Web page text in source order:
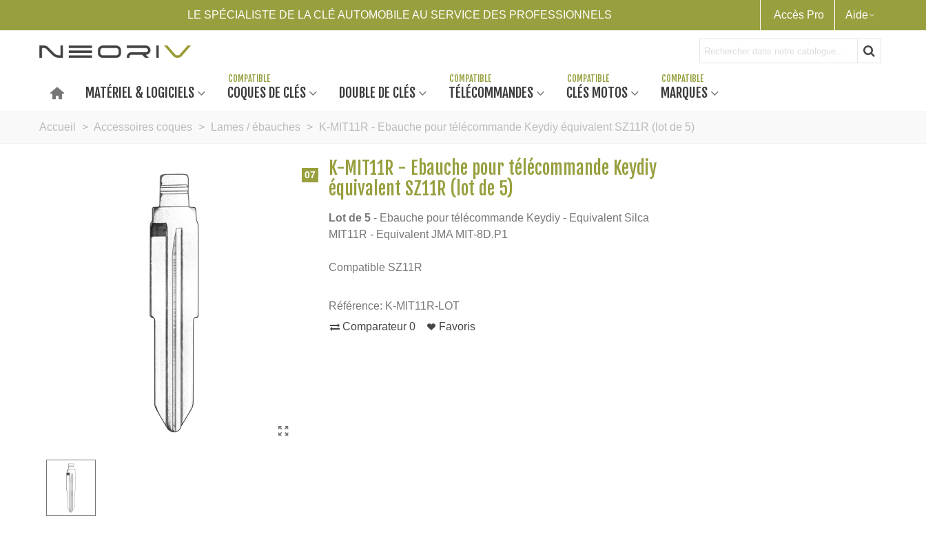
LE SPÉCIALISTE DE LA CLÉ AUTOMOBILE AU SERVICE DES PROFESSIONNELS Accès Pro Aide
MATÉRIEL & LOGICIELS COQUES DE CLÉS DOUBLE DE CLÉS TÉLÉCOMMANDES CLÉS MOTOS MARQUES
Accueil > Accessoires coques > Lames / ébauches > K-MIT11R - Ebauche pour télécommande Keydiy équivalent SZ11R (lot de 5)
07
K-MIT11R - Ebauche pour télécommande Keydiy
équivalent SZ11R (lot de 5)
Lot de 5- Ebauche pour télécommande Keydiy - Equivalent Silca
MIT11R - Equivalent JMA MIT-8D.P1
Compatible SZ11R
Référence: K-MIT11R-LOT
Comparateur 0 Favoris